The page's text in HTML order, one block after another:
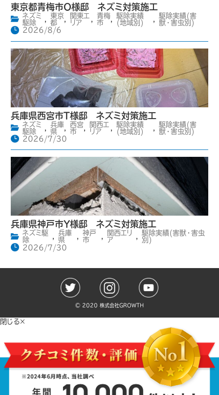
東京都青梅市O様邸 ネズミ対策施工
ネズミ
駆除
東京
都
関東エ
リア
青梅
市
駆除実績
(地域別)
駆除実績(害
獣・害虫別)
2026/8/6
兵庫県西宮市T様邸 ネズミ対策施工
ネズミ
駆除
兵庫
県
,
西宮
市
関西エ
リア
駆除実績
(地域別)
駆除実績(害
獣・害虫別)
2026/7/30
兵庫県神戸市Y様邸 ネズミ対策施工
ネズミ駆
除
,
兵庫
県
,
神戸
市
,
関西エリ
ア
,
駆除実績(害獣・害虫
別)
2026/7/30
©️ 2020 株式会社GROWTH
閉じる×